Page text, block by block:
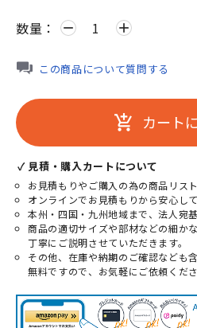
数量： remove add
この商品について質問する
add_shopping_cart カート
✓ 見積・購入カートについて
お見積もりやご購入の為の商品リスト
オンラインでお見積もりから安心し
本州・四国・九州地域まで、法人宛
商品の適切サイズや部材などの細か
丁寧にご説明させていただきます。
その他、在庫や納期のご確認なども
無料ですので、お気軽にご依頼くださ